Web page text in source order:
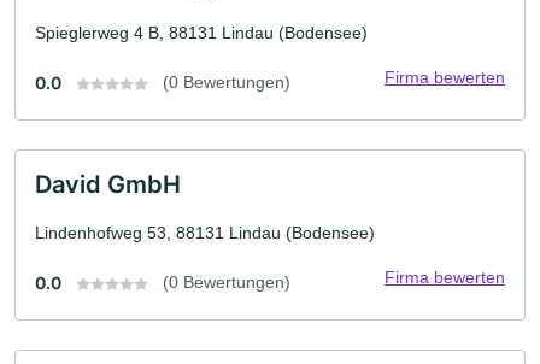
Spieglerweg 4 B, 88131 Lindau (Bodensee)
0.0 (0 Bewertungen) Firma bewerten
David GmbH
Lindenhofweg 53, 88131 Lindau (Bodensee)
0.0 (0 Bewertungen) Firma bewerten